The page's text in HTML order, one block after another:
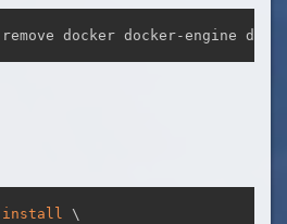
remove docker docker-engine
复制
install \